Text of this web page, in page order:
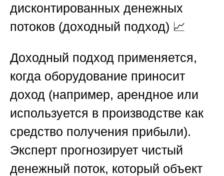
дисконтированных денежных
потоков (доходный подход) 📈
Доходный подход применяется,
когда оборудование приносит
доход (например, арендное или
используется в производстве как
средство получения прибыли).
Эксперт прогнозирует чистый
денежный поток, который объект